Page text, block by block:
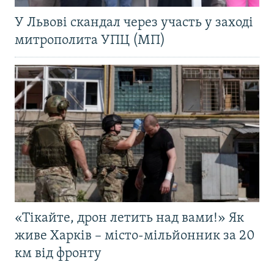
У Львові скандал через участь у заході
митрополита УПЦ (МП)
«Тікайте, дрон летить над вами!» Як
живе Харків – місто-мільйонник за 20
км від фронту